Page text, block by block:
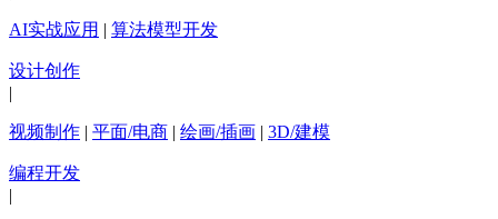
AI实战应用 | 算法模型开发
设计创作
|
视频制作 | 平面/电商 | 绘画/插画 | 3D/建模
编程开发
|